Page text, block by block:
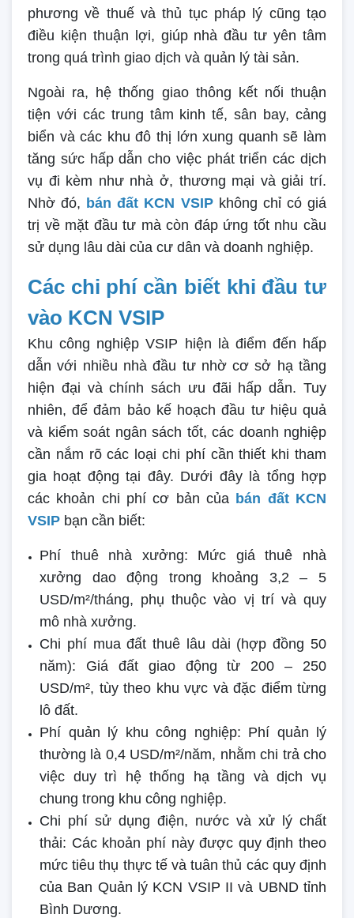
phương về thuế và thủ tục pháp lý cũng tạo
điều kiện thuận lợi, giúp nhà đầu tư yên tâm
trong quá trình giao dịch và quản lý tài sản.
Ngoài ra, hệ thống giao thông kết nối thuận
tiện với các trung tâm kinh tế, sân bay, cảng
biển và các khu đô thị lớn xung quanh sẽ làm
tăng sức hấp dẫn cho việc phát triển các dịch
vụ đi kèm như nhà ở, thương mại và giải trí.
Nhờ đó, bán đất KCN VSIPkhông chỉ có giá
trị về mặt đầu tư mà còn đáp ứng tốt nhu cầu
sử dụng lâu dài của cư dân và doanh nghiệp.
Các chi phí cần biết khi đầu tư
vào KCN VSIP
Khu công nghiệp VSIP hiện là điểm đến hấp
dẫn với nhiều nhà đầu tư nhờ cơ sở hạ tầng
hiện đại và chính sách ưu đãi hấp dẫn. Tuy
nhiên, để đảm bảo kế hoạch đầu tư hiệu quả
và kiểm soát ngân sách tốt, các doanh nghiệp
cần nắm rõ các loại chi phí cần thiết khi tham
gia hoạt động tại đây. Dưới đây là tổng hợp
các khoản chi phí cơ bản của bán đất KCN
VSIP bạn cần biết:
Phí thuê nhà xưởng: Mức giá thuê nhà
xưởng dao động trong khoảng 3,2 – 5
USD/m²/tháng, phụ thuộc vào vị trí và quy
mô nhà xưởng.
Chi phí mua đất thuê lâu dài (hợp đồng 50
năm): Giá đất giao động từ 200 – 250
USD/m², tùy theo khu vực và đặc điểm từng
lô đất.
Phí quản lý khu công nghiệp: Phí quản lý
thường là 0,4 USD/m²/năm, nhằm chi trả cho
việc duy trì hệ thống hạ tầng và dịch vụ
chung trong khu công nghiệp.
Chi phí sử dụng điện, nước và xử lý chất
thải: Các khoản phí này được quy định theo
mức tiêu thụ thực tế và tuân thủ các quy định
của Ban Quản lý KCN VSIP II và UBND tỉnh
Bình Dương.